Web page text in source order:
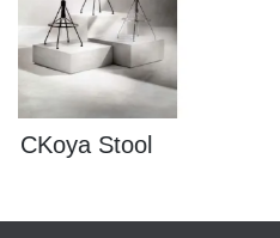
CKoya Stool